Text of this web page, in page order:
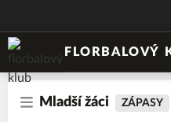
FLORBALOVÝ
Mladší žáci ZÁPASY